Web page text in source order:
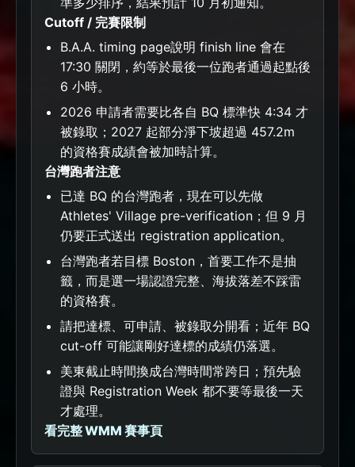
Cutoff / 完賽限制
B.A.A. timing page說明 finish line 會在
17:30 關閉，約等於最後一位跑者通過起點後
6 小時。
2026 申請者需要比各自 BQ 標準快 4:34 才
被錄取；2027 起部分淨下坡超過 457.2m
的資格賽成績會被加時計算。
台灣跑者注意
已達 BQ 的台灣跑者，現在可以先做
Athletes' Village pre-verification；但 9 月
仍要正式送出 registration application。
台灣跑者若目標 Boston，首要工作不是抽
籤，而是選一場認證完整、海拔落差不踩雷
的資格賽。
請把達標、可申請、被錄取分開看；近年 BQ
cut-off 可能讓剛好達標的成績仍落選。
美東截止時間換成台灣時間常跨日；預先驗
證與 Registration Week 都不要等最後一天
才處理。
看完整 WMM 賽事頁